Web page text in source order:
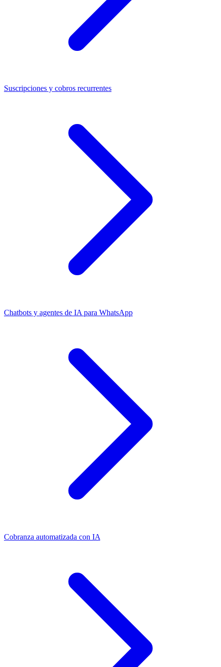
Suscripciones y cobros recurrentes
Chatbots y agentes de IA para WhatsApp
Cobranza automatizada con IA